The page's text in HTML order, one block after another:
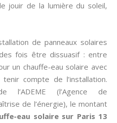
jouir de la lumière du soleil,
de panneaux solaires
fois être dissuasif : entre
un chauffe-eau solaire avec
compte de l’installation.
l’ADEME (l’Agence de
de l’énergie), le montant
eau solaire sur Paris 13